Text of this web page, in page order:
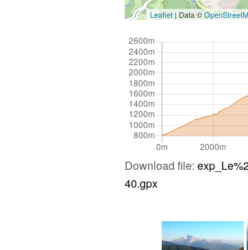
Leaflet | Data ©
Download file:
40.gpx